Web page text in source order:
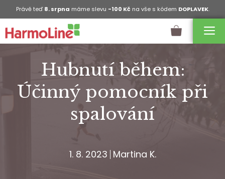
Právě teď8. srpna máme slevu -100 Kč na vše s kódem DOPLAVEK.
Hubnutí během:
Účinný pomocník při
spalování
1. 8. 2023 Martina K.